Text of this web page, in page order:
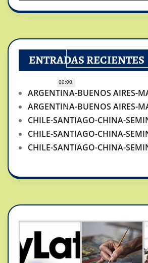
00:00
ENTRADAS RECIENTES
ARGENTINA-BUENOS AIRES-
ARGENTINA-BUENOS AIRES-
CHILE-SANTIAGO-CHINA-
CHILE-SANTIAGO-CHINA-
CHILE-SANTIAGO-CHINA-